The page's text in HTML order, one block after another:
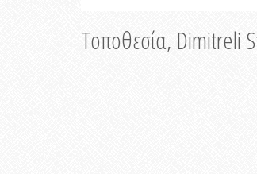
Τοποθεσία, Dimitreli